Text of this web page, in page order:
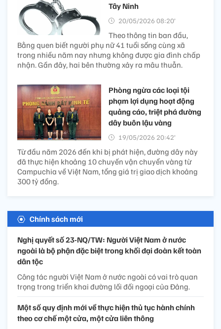
Tây Ninh
20/05/2026 08:20’
Theo thông tin ban đầu,
Bằng quen biết người phụ nữ 41 tuổi sống cùng xã
trong nhiều năm nay nhưng không được gia đình chấp
nhận. Gần đây, hai bên thường xảy ra mâu thuẫn.
Phòng ngừa các loại tội
phạm lợi dụng hoạt động
quảng cáo, triệt phá đường
dây buôn lậu vàng
19/05/2026 20:42’
Từ đầu năm 2026 đến khi bị phát hiện, đường dây này
đã thực hiện khoảng 10 chuyến vận chuyển vàng từ
Campuchia về Việt Nam, tổng giá trị giao dịch khoảng
300 tỷ đồng.
Chính sách mới
Nghị quyết số 23-NQ/TW: Người Việt Nam ở nước
ngoài là bộ phận đặc biệt trong khối đại đoàn kết toàn
dân tộc
Công tác người Việt Nam ở nước ngoài có vai trò quan
trọng trong triển khai đường lối đối ngoại của Đảng.
Một số quy định mới về thực hiện thủ tục hành chính
theo cơ chế một cửa, một cửa liên thông